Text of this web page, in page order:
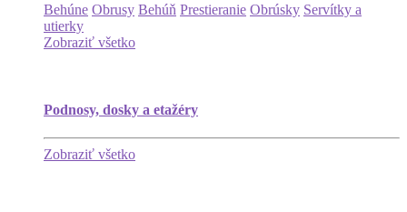
Behúne Obrusy Behúň Prestieranie Obrúsky Servítky a
utierky
Zobraziť všetko
Podnosy, dosky a etažéry
Zobraziť všetko